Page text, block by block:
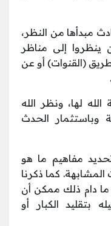
مبدأها من النظر،
إلى مناظر
(القنوات) أو عن
الله لها، ونظر الله
وباستثمار الحدث
مفاهيم ما هو
كما ذكرنا
ما دام ذلك ممكن أن
بتقليد الكبار أو